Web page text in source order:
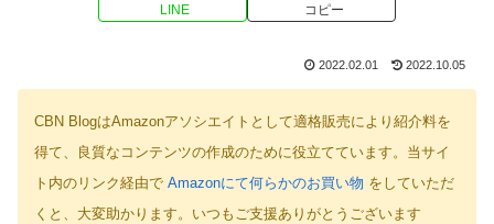
LINE コピー
2022.02.01 2022.10.05
CBN BlogはAmazonアソシエイトとして適格販売により紹介料を
得て、良質なコンテンツの作成のために役立てています。当サイ
ト内のリンク経由で Amazonにて何らかのお買い物 をしていただ
くと、大変助かります。いつもご支援ありがとうございます